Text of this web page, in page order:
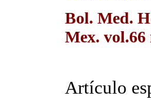
Bol. Med.
Mex. vol.66
Artículo